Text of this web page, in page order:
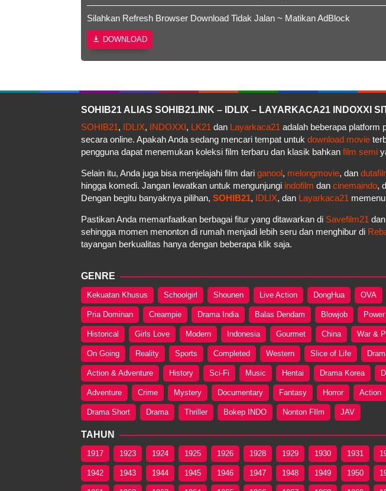
Silahkan Refresh Browser Download Tidak Jalan ~ Matikan AdBlock
DOWNLOAD
SOHIB21 ALIAS SOHIB21.INK – IDLIX – LAYARKACA21 INDOXXI
SOHIB21, IDLIX, INDOXXI, LK21 dan Layarkaca21 adalah beberapa platform
secara online. Apakah Anda sedang mencari tempat untuk download movie
pengguna dapat menemukan koleksi film terbaru dan klasik bahkan film semi
Selain itu, Anda juga bisa menjelajahi film dari ganool, melongmovie, dan
hingga komedi. Jangan lewatkan untuk mengunjungi indofilm dan cinemaindo,
Dengan begitu banyaknya pilihan, SOHIB21, IDLIX, dan Layarkaca21
Pastikan Anda memanfaatkan berbagai fitur yang ditawarkan di Savefilm21 dan
sehingga momen menonton di rumah menjadi lebih seru dan menghibur di
tayangan berkualitas hanya dengan beberapa klik saja.
GENRE
Kekuatan Khusus Schoolgirl Shounen Live Action DongHua OVA
Pria Dominan Creampie Drama India Balas Dendam Blowjob
Historical Girls Love Modern Indonesia Gourmet China War &
On Going Reality Sports Completed Western Slice of Life
Action & Adventure History Sci-Fi Music Hentai Drama Korea
Adventure Crime Mystery Documentary Fantasy Horror Action
Drama Short Drama Thriller Bokep INDO Nonton FIlm JAV
TAHUN
1917 1923 1924 1925 1926 1928 1929 1930 1931
1942 1943 1944 1945 1946 1947 1948 1949 1950